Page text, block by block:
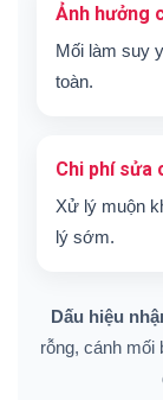
Ảnh hưởng
Mối làm suy
toàn.
Chi phí sửa
Xử lý muộn
lý sớm.
Dấu hiệu
rỗng, cánh mối